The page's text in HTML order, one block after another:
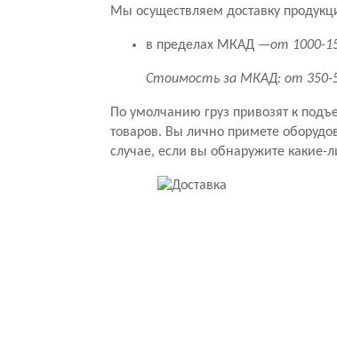
Мы осуществляем доставку
в пределах МКАД —от 1000-
Стоимость за МКАД: от 350-
По умолчанию груз привозят к
товаров. Вы лично примете
случае, если вы обнаружите какие-